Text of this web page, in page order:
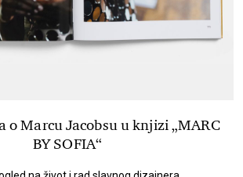
o Marcu Jacobsu u knjizi „MARC
BY SOFIA“